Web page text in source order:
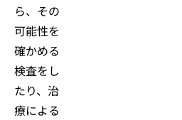
ら、その
可能性を
確かめる
検査をし
たり、治
療による